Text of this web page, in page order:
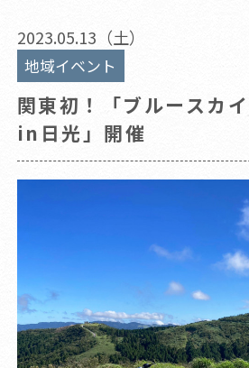
2023.05.13（土）
地域イベント
関東初！「ブルースカ
in日光」開催